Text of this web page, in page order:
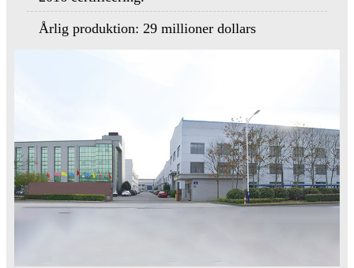
Årlig produktion: 29 millioner dollars